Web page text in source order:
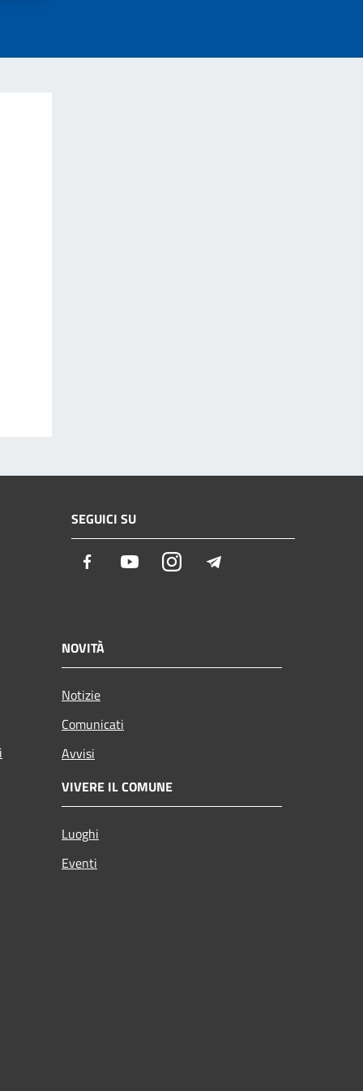
SEGUICI SU
Facebook YoutubeInstagram
NOVITÀ
Notizie
Comunicati
Avvisi
VIVERE IL COMUNE
Luoghi
Eventi